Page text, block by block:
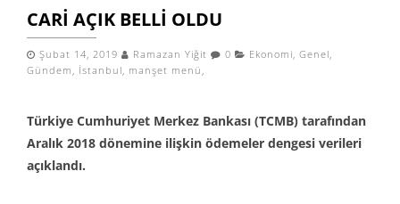
CARI AÇIK BELLI OLDU
Şubat 14, 2019 Ramazan Yiğit 0 Ekonomi, Genel,
Gündem , İstanbul, manşet menü ,
Türkiye Cumhuriyet Merkez Bankası (TCMB) tarafından
Aralık 2018 dönemine ilişkin ödemeler dengesi verileri
açıklandı.